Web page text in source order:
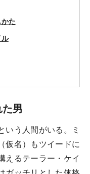
た
ル
男
いう人間がいる。ミ
仮名）もツイードに
えるテーラー・ケイ